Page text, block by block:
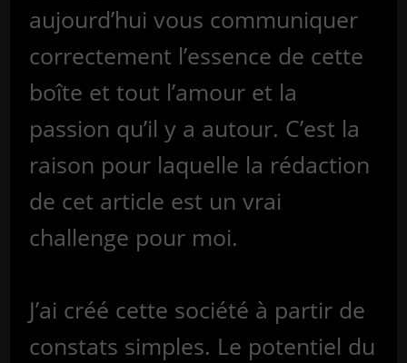
aujourd’hui vous communiquer
correctement l’essence de cette
boîte et tout l’amour et la
passion qu’il y a autour. C’est la
raison pour laquelle la rédaction
de cet article est un vrai
challenge pour moi.
J’ai créé cette société à partir de
constats simples. Le potentiel du